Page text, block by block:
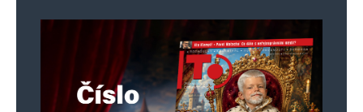
Informujte mě o nových příspěvcích e-mailem.